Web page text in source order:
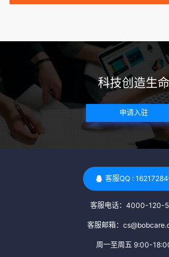
病史。这通常需要通过基因检测、家族
带任何可传染给受卵者的病原体。 药物
要是非尼古丁使用者、非吸烟者、非吸毒
影响卵子质量的药物，如某些精神药物和
心理标准 学历要求：部分卵子库对捐赠
但这并非普遍标准。一些卵子库可能更倾
育的女性作为捐赠者，但这并不是绝对的
评估：捐赠者需要进行心理状态评估，以
于确保捐赠者在捐赠过程中保持积极的心
为的意义。 其他标准 责任心与沟通能力
间不确定性，捐赠者需要有责任心，善于
时间表。这有助于确保捐赠周期的顺利进
科技创造生命
申请入驻
客服QQ :
客服电话：4000-120-
客服邮箱：
周一至周五 9:00-